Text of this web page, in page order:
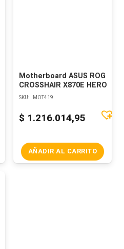
Motherboard ASUS ROG
CROSSHAIR X870E HERO
SKU: MOT419
$ 1.216.014,95
AÑADIR AL CARRITO